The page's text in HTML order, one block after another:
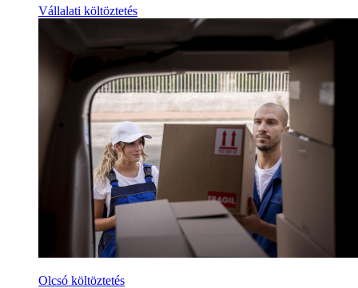
Vállalati költöztetés
Olcsó költöztetés